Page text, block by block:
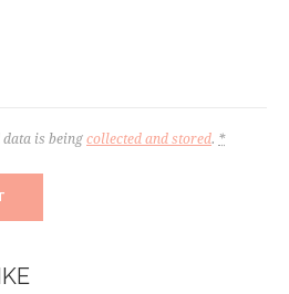
is beingcollected and stored. *